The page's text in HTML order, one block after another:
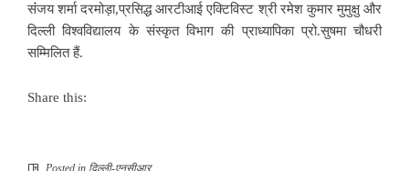
संंजय शर्मा दरमोड़ा,प्रसिद्ध आरटीआई एक्टिविस्ट श्री रमेश कुमार मुमुक्षु और
दिल्ली विश्वविद्यालय के संस्कृत विभाग की प्राध्यापिका प्रो.सुषमा चौधरी
सम्मिलित हैं.
Share this:
Posted in दिल्ली-एनसीआर